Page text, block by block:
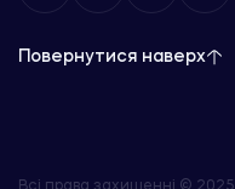
Повернутися наверх